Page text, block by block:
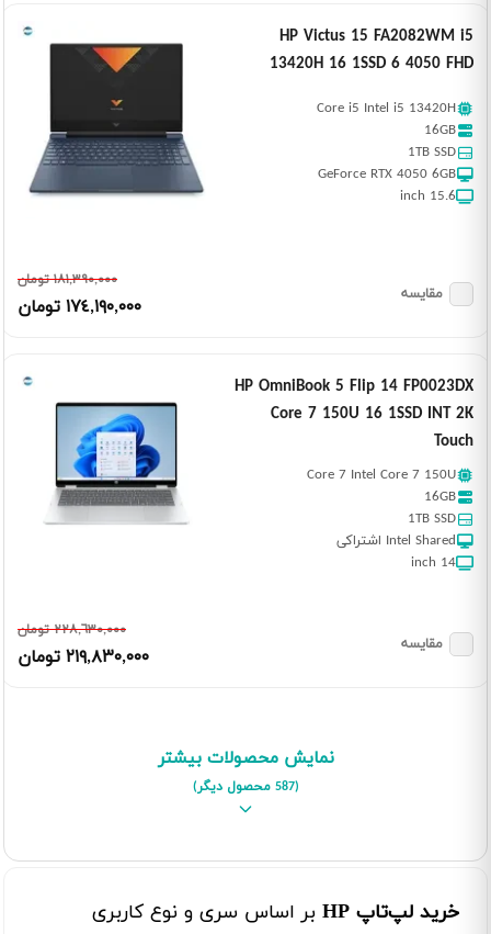
HP Victus 15 FA2082WM i5
13420H 16 1SSD 6 4050 FHD
Core i5 Intel i5 13420H
16GB
1TB SSD
GeForce RTX 4050 6GB
15.6 inch
١٨١,٣٩٠,٠٠٠ تومان
١٧٤,١٩٠,٠٠٠ تومان
مقایسه
HP OmniBook 5 Flip 14 FP0023DX
Core 7 150U 16 1SSD INT 2K
Touch
Core 7 Intel Core 7 150U
16GB
1TB SSD
Intel Shared اشتراکی
14 inch
٢٢٨,٦٣٠,٠٠٠ تومان
٢١٩,٨٣٠,٠٠٠ تومان
مقایسه
نمایش محصولات بیشتر
(587 محصول دیگر)
خرید لپ‌تاپ‌ HP بر اساس سری و نوع کاربری